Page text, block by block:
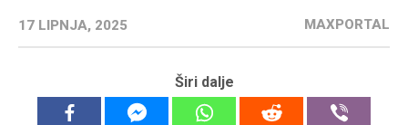
17 LIPNJA, 2025 MAXPORTAL
Širi dalje